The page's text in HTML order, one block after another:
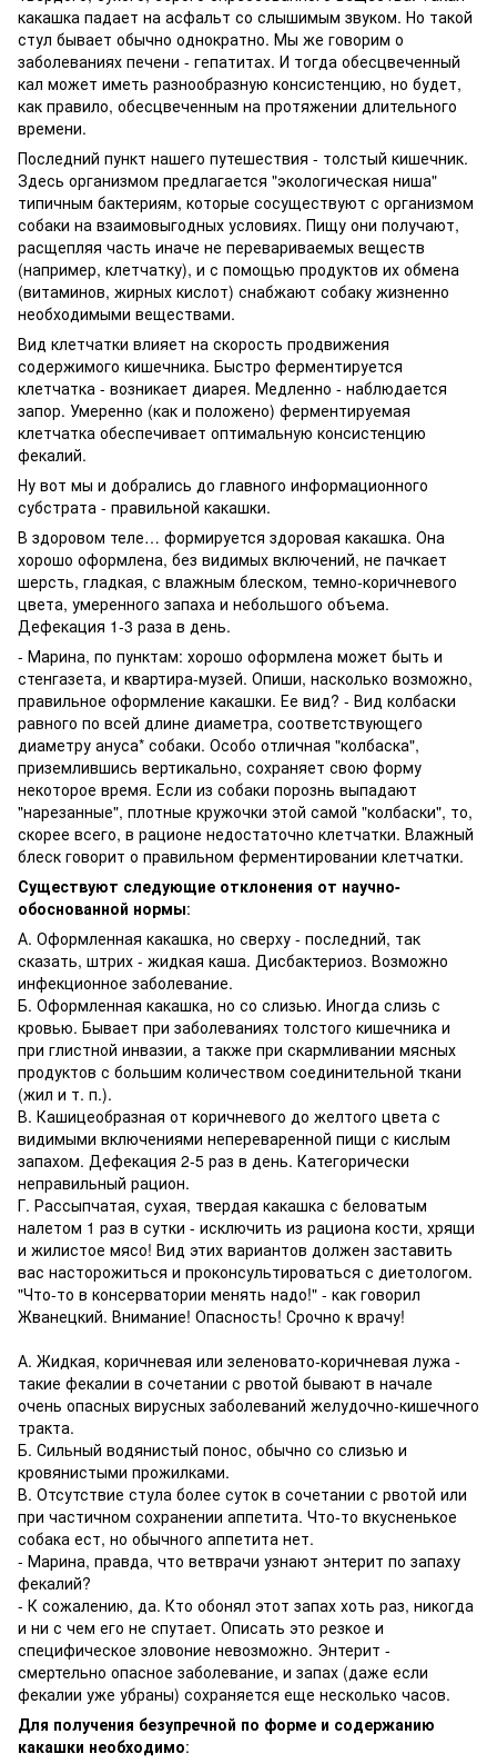
какашка падает на асфальт со слышимым звуком. Но такой
стул бывает обычно однократно. Мы же говорим о
заболеваниях печени - гепатитах. И тогда обесцвеченный
кал может иметь разнообразную консистенцию, но будет,
как правило, обесцвеченным на протяжении длительного
времени.
Последний пункт нашего путешествия - толстый кишечник.
Здесь организмом предлагается "экологическая ниша"
типичным бактериям, которые сосуществуют с организмом
собаки на взаимовыгодных условиях. Пищу они получают,
расщепляя часть иначе не перевариваемых веществ
(например, клетчатку), и с помощью продуктов их обмена
(витаминов, жирных кислот) снабжают собаку жизненно
необходимыми веществами.
Вид клетчатки влияет на скорость продвижения
содержимого кишечника. Быстро ферментируется
клетчатка - возникает диарея. Медленно - наблюдается
запор. Умеренно (как и положено) ферментируемая
клетчатка обеспечивает оптимальную консистенцию
фекалий.
Ну вот мы и добрались до главного информационного
субстрата - правильной какашки.
В здоровом теле… формируется здоровая какашка. Она
хорошо оформлена, без видимых включений, не пачкает
шерсть, гладкая, с влажным блеском, темно-коричневого
цвета, умеренного запаха и небольшого объема.
Дефекация 1-3 раза в день.
- Марина, по пунктам: хорошо оформлена может быть и
стенгазета, и квартира-музей. Опиши, насколько возможно,
правильное оформление какашки. Ее вид? - Вид колбаски
равного по всей длине диаметра, соответствующего
диаметру ануса* собаки. Особо отличная "колбаска",
приземлившись вертикально, сохраняет свою форму
некоторое время. Если из собаки порознь выпадают
"нарезанные", плотные кружочки этой самой "колбаски", то,
скорее всего, в рационе недостаточно клетчатки. Влажный
блеск говорит о правильном ферментировании клетчатки.
Существуют следующие отклонения от научно-
обоснованной нормы:
А. Оформленная какашка, но сверху - последний, так
сказать, штрих - жидкая каша. Дисбактериоз. Возможно
инфекционное заболевание.
Б. Оформленная какашка, но со слизью. Иногда слизь с
кровью. Бывает при заболеваниях толстого кишечника и
при глистной инвазии, а также при скармливании мясных
продуктов с большим количеством соединительной ткани
(жил и т. п.).
В. Кашицеобразная от коричневого до желтого цвета с
видимыми включениями непереваренной пищи с кислым
запахом. Дефекация 2-5 раз в день. Категорически
неправильный рацион.
Г. Рассыпчатая, сухая, твердая какашка с беловатым
налетом 1 раз в сутки - исключить из рациона кости, хрящи
и жилистое мясо! Вид этих вариантов должен заставить
вас насторожиться и проконсультироваться с диетологом.
"Что-то в консерватории менять надо!" - как говорил
Жванецкий. Внимание! Опасность! Срочно к врачу!
А. Жидкая, коричневая или зеленовато-коричневая лужа -
такие фекалии в сочетании с рвотой бывают в начале
очень опасных вирусных заболеваний желудочно-кишечного
тракта.
Б. Сильный водянистый понос, обычно со слизью и
кровянистыми прожилками.
В. Отсутствие стула более суток в сочетании с рвотой или
при частичном сохранении аппетита. Что-то вкусненькое
собака ест, но обычного аппетита нет.
- Марина, правда, что ветврачи узнают энтерит по запаху
фекалий?
- К сожалению, да. Кто обонял этот запах хоть раз, никогда
и ни с чем его не спутает. Описать это резкое и
специфическое зловоние невозможно. Энтерит -
смертельно опасное заболевание, и запах (даже если
фекалии уже убраны) сохраняется еще несколько часов.
Для получения безупречной по форме и содержанию
какашки необходимо: